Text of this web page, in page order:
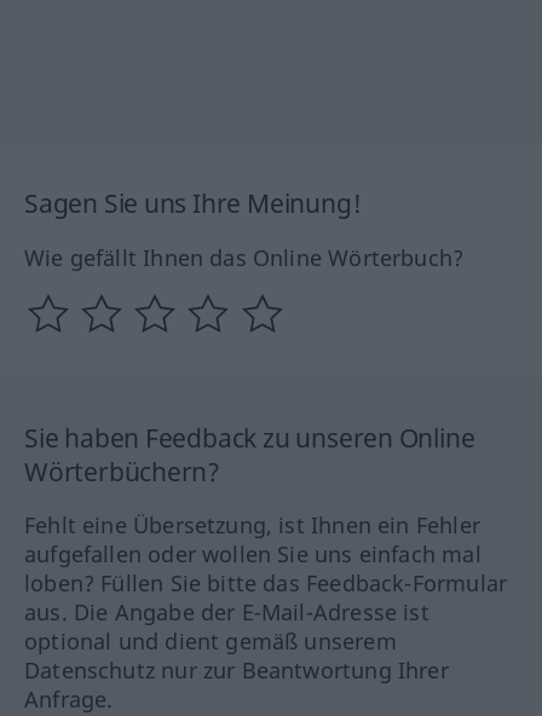
Sagen Sie uns Ihre Meinung!
Wie gefällt Ihnen das Online Wörterbuch?
Sie haben Feedback zu unseren Online
Wörterbüchern?
Fehlt eine Übersetzung, ist Ihnen ein Fehler
aufgefallen oder wollen Sie uns einfach mal
loben? Füllen Sie bitte das Feedback-Formular
aus. Die Angabe der E-Mail-Adresse ist
optional und dient gemäß unserem
Datenschutz nur zur Beantwortung Ihrer
Anfrage.